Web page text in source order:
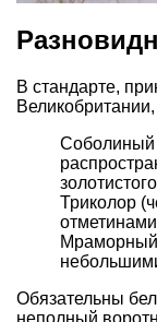
В стандарте,
Триколор
Обязательны